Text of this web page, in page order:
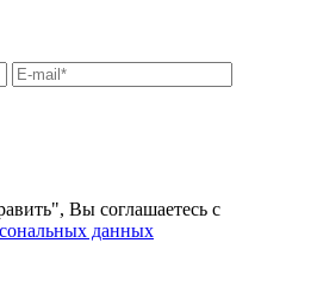
Вы соглашаетесь с
данных